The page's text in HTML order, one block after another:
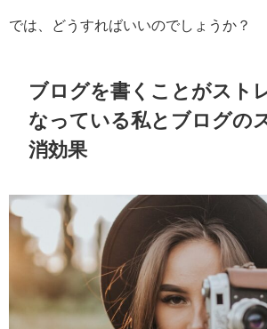
では、どうすればいいのでしょうか？
ブログを書くことがスト
なっている私とブログの
消効果